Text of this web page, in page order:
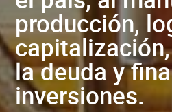
producción,
la deuda y
inversiones.